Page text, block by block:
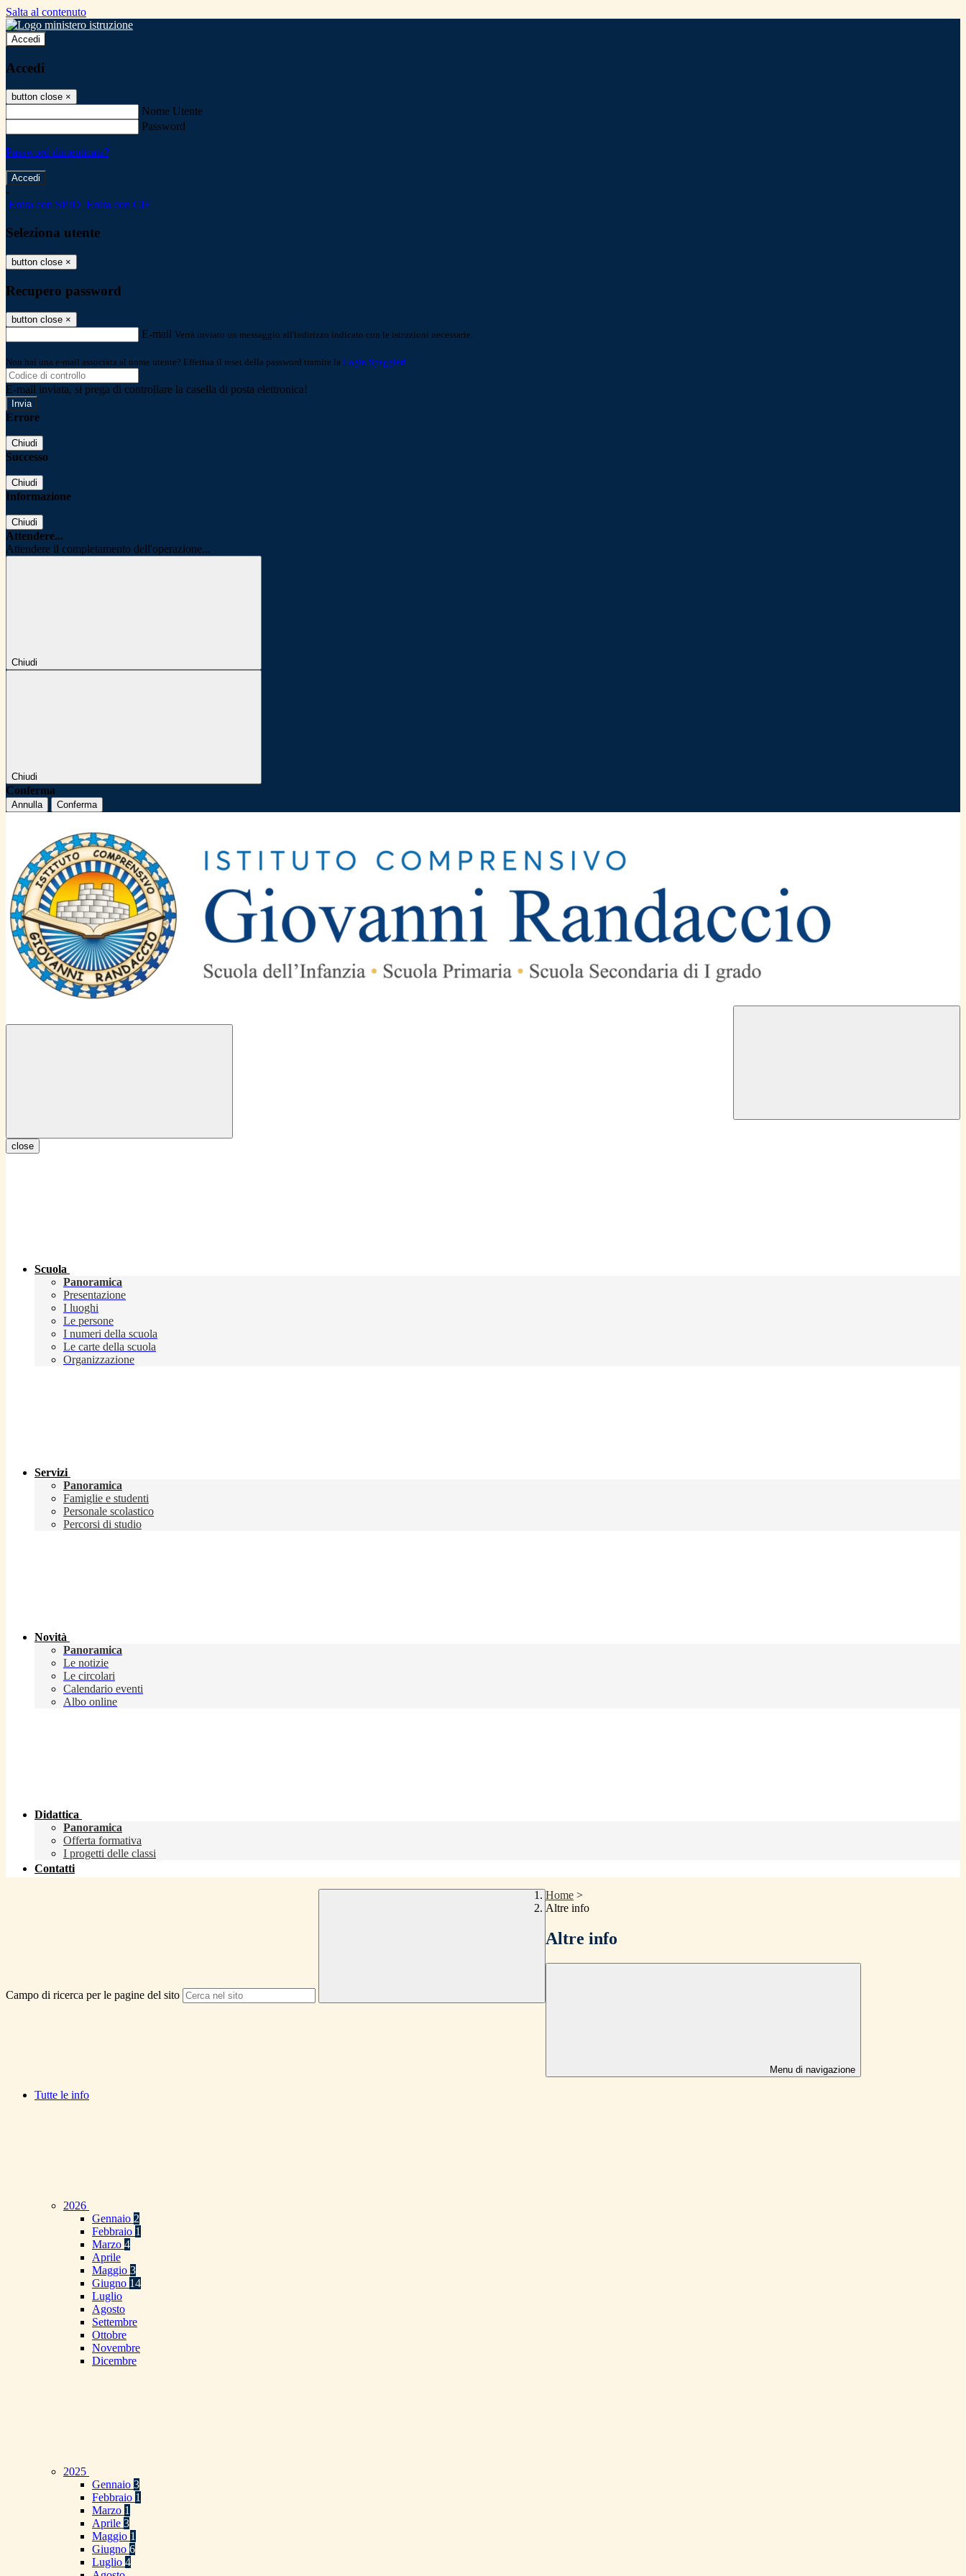
Salta al contenuto
Accedi
Accedi
button close ×
Nome Utente
Password
Password dimenticata?
-
Entra con SPID Entra con CIE
Seleziona utente
button close ×
Recupero password
button close ×
E-mail Verrà inviato un messaggio all'indirizzo indicato con le istruzioni necessarie.
Non hai una e-mail associata al nome utente? Effettua il reset della password tramite la Login Spaggiari
E-mail inviata, si prega di controllare la casella di posta elettronica!
Errore
Chiudi
Successo
Chiudi
Informazione
Chiudi
Attendere...
Attendere il completamento dell'operazione...
Chiudi
Chiudi
Conferma
Annulla Conferma
close
Scuola
Panoramica
Presentazione
I luoghi
Le persone
I numeri della scuola
Le carte della scuola
Organizzazione
Servizi
Panoramica
Famiglie e studenti
Personale scolastico
Percorsi di studio
Novità
Panoramica
Le notizie
Le circolari
Calendario eventi
Albo online
Didattica
Panoramica
Offerta formativa
I progetti delle classi
Contatti
Campo di ricerca per le pagine del sito
Home >
Altre info
Altre info
Menu di navigazione
Tutte le info
2026
Gennaio 2
Febbraio 1
Marzo 4
Aprile
Maggio 3
Giugno 14
Luglio
Agosto
Settembre
Ottobre
Novembre
Dicembre
2025
Gennaio 3
Febbraio 1
Marzo 1
Aprile 3
Maggio 1
Giugno 6
Luglio 4